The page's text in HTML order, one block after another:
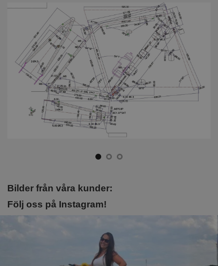
Bilder från våra kunder:
Följ oss på Instagram!